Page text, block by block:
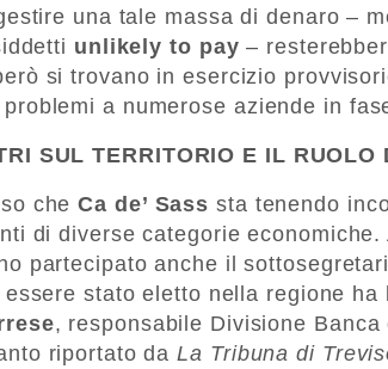
una tale massa di denaro –
unlikely to pay –
si trovano in esercizio
a numerose aziende in
SUL TERRITORIO E IL RUOLO
cheCa de’ Sass sta tenendo
di diverse categorie
partecipato anche il
stato eletto nella regione
, responsabile Divisione
riportato daLa Tribuna di